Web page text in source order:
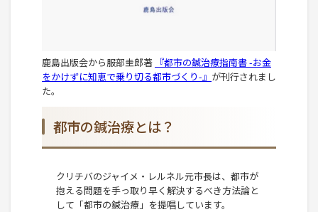
鹿島出版会から服部圭郎著 『都市の鍼治療指南書 -お金
をかけずに知恵で乗り切る都市づくり-』 が刊行されまし
た。
都市の鍼治療とは？
クリチバのジャイメ・レルネル元市長は、都市が
抱える問題を手っ取り早く解決するべき方法論と
して「都市の鍼治療」を提唱しています。